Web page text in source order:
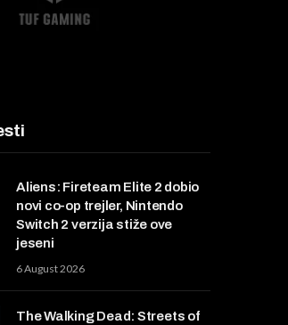
Aliens: Fireteam Elite 2 dobio
novi co-op trejler, Nintendo
Switch 2 verzija stiže ove
jeseni
6 August 2026
The Walking Dead: Streets of